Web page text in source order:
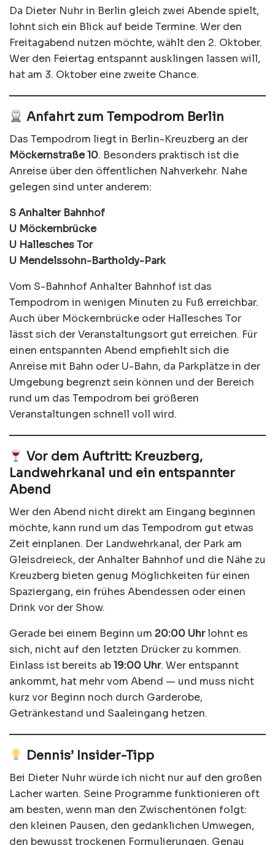
Da Dieter Nuhr in Berlin gleich zwei Abende spielt,
lohnt sich ein Blick auf beide Termine. Wer den
Freitagabend nutzen möchte, wählt den 2. Oktober.
Wer den Feiertag entspannt ausklingen lassen will,
hat am 3. Oktober eine zweite Chance.
Anfahrt zum Tempodrom Berlin
Das Tempodrom liegt in Berlin-Kreuzberg an der
Möckernstraße 10. Besonders praktisch ist die
Anreise über den öffentlichen Nahverkehr. Nahe
gelegen sind unter anderem:
S Anhalter Bahnhof
U Möckernbrücke
U Hallesches Tor
U Mendelssohn-Bartholdy-Park
Vom S-Bahnhof Anhalter Bahnhof ist das
Tempodrom in wenigen Minuten zu Fuß erreichbar.
Auch über Möckernbrücke oder Hallesches Tor
lässt sich der Veranstaltungsort gut erreichen. Für
einen entspannten Abend empfiehlt sich die
Anreise mit Bahn oder U-Bahn, da Parkplätze in der
Umgebung begrenzt sein können und der Bereich
rund um das Tempodrom bei größeren
Veranstaltungen schnell voll wird.
Vor dem Auftritt: Kreuzberg,
Landwehrkanal und ein entspannter
Abend
Wer den Abend nicht direkt am Eingang beginnen
möchte, kann rund um das Tempodrom gut etwas
Zeit einplanen. Der Landwehrkanal, der Park am
Gleisdreieck, der Anhalter Bahnhof und die Nähe zu
Kreuzberg bieten genug Möglichkeiten für einen
Spaziergang, ein frühes Abendessen oder einen
Drink vor der Show.
Gerade bei einem Beginn um 20:00 Uhrlohnt es
sich, nicht auf den letzten Drücker zu kommen.
Einlass ist bereits ab19:00 Uhr. Wer entspannt
ankommt, hat mehr vom Abend — und muss nicht
kurz vor Beginn noch durch Garderobe,
Getränkestand und Saaleingang hetzen.
Dennis’ Insider-Tipp
Bei Dieter Nuhr würde ich nicht nur auf den großen
Lacher warten. Seine Programme funktionieren oft
am besten, wenn man den Zwischentönen folgt:
den kleinen Pausen, den gedanklichen Umwegen,
den bewusst trockenen Formulierungen. Genau